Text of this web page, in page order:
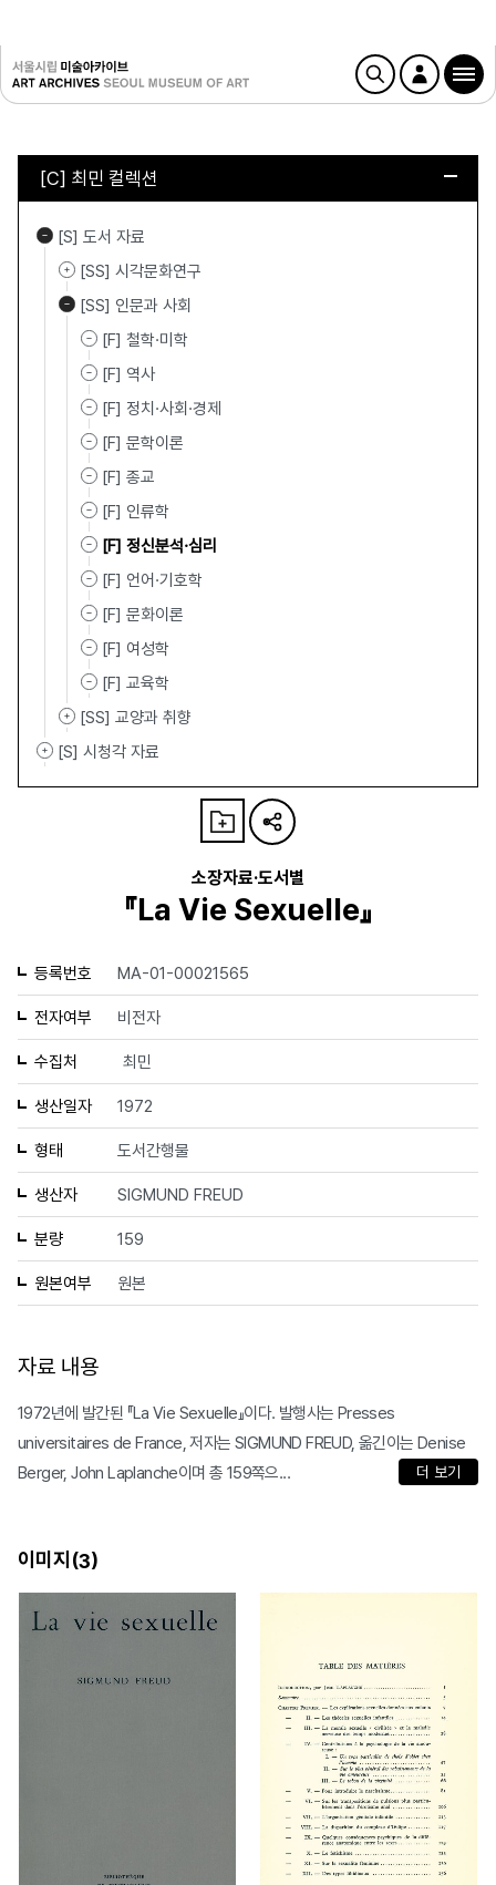
[C] 최민 컬렉션
[S] 도서 자료
[SS] 시각문화연구
[SS] 인문과 사회
[F] 철학·미학
[F] 역사
[F] 정치·사회·경제
[F] 문학이론
[F] 종교
[F] 인류학
[F] 정신분석·심리
[F] 언어·기호학
[F] 문화이론
[F] 여성학
[F] 교육학
[SS] 교양과 취향
[S] 시청각 자료
소장자료·도서별
『La Vie Sexuelle』
등록번호 MA-01-00021565
전자여부 비전자
수집처 최민
생산일자 1972
형태 도서간행물
생산자 SIGMUND FREUD
분량 159
원본여부 원본
자료 내용
1972년에 발간된 『La Vie Sexuelle』이다. 발행사는 Presses
universitaires de France, 저자는 SIGMUND FREUD, 옮긴이는 Denise
Berger, John Laplanche이며 총 159쪽으...
더 보기
이미지(3)